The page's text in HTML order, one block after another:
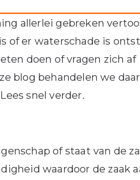
allerlei gebreken
of er waterschade is
doen of vragen zich af
blog behandelen we
snel verder.
of staat van de
waardoor de zaak